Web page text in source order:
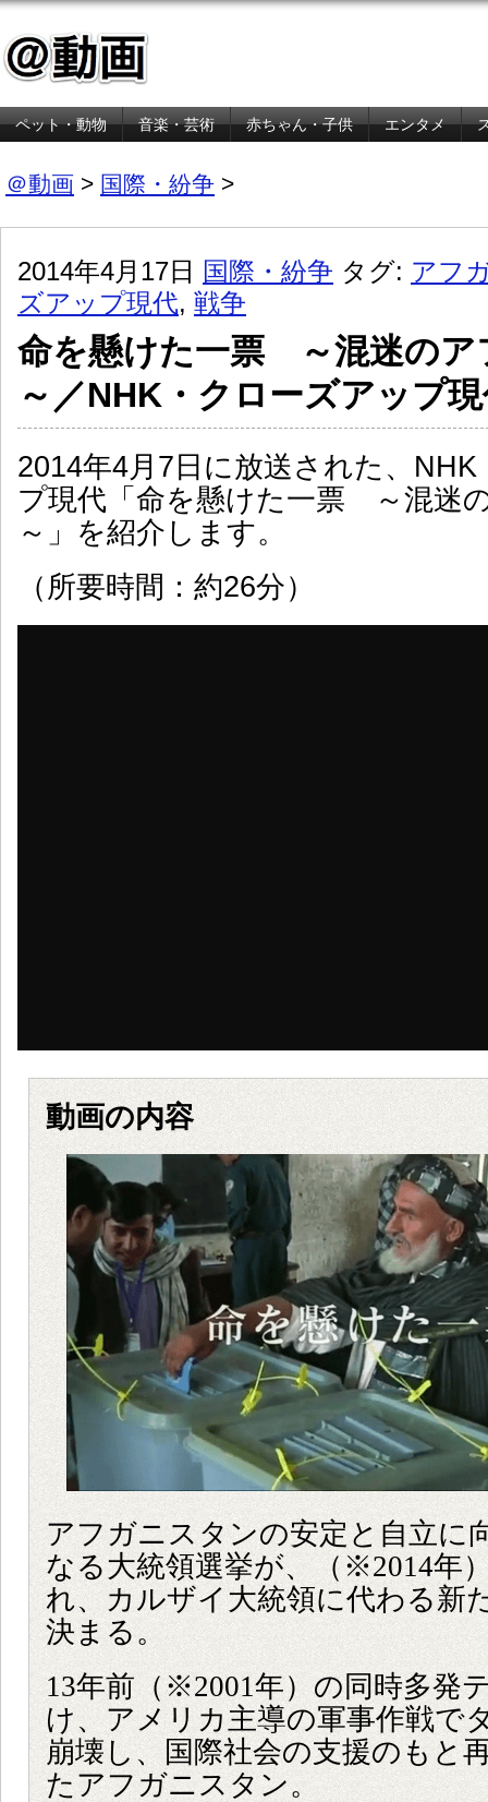
ペット・動物 音楽・芸術 赤ちゃん・子供 エンタメ
＠動画 > 国際・紛争 >
2014年4月17日 国際・紛争 タグ: アフ
ズアップ現代, 戦争
命を懸けた一票 ～混迷のア
～／NHK・クローズアップ
2014年4月7日に放送された、
プ現代「命を懸けた一票 ～混迷
～」を紹介します。
（所要時間：約26分）
動画の内容
アフガニスタンの安定と自立に
なる大統領選挙が、（※2014年
れ、カルザイ大統領に代わる新
決まる。
13年前（※2001年）の同時多発
け、アメリカ主導の軍事作戦で
崩壊し、国際社会の支援のもと
たアフガニスタン。